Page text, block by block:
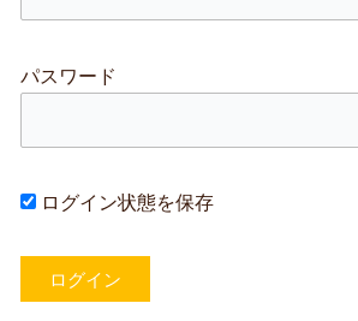
パスワード
ログイン状態を保存